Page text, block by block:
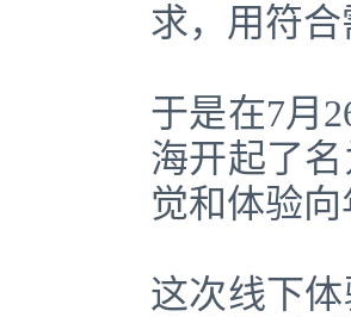
求，用符
于是在7月
海开起了名
觉和体验
这次线下